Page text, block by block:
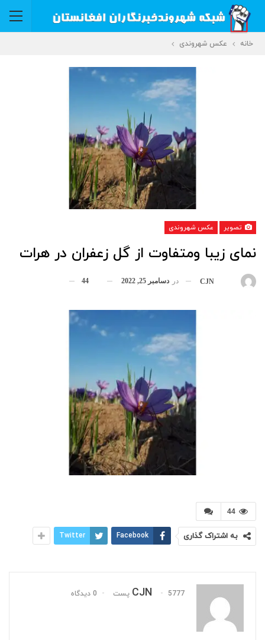
خانه عکس شهروندی
تصویر عکس شهروندی
نمای زیبا ومتفاوت از گل زعفران در هرات
CJN در دسامبر 25, 2022 44
44
به اشتراک گذاری Facebook
Twitter
CJN 5777 پست 0 دیدگاه